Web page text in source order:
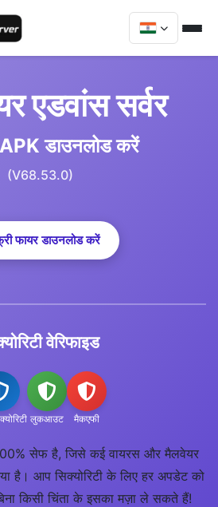
एडवांस सर्वर
डाउनलोड करें
(V68.53.0)
फायर डाउनलोड करें
वेरिफाइड
लुकआउट मैकएफी
सेफ है, जिसे कई वायरस और मैलवेयर
है। आप सिक्योरिटी के लिए हर अपडेट को
किसी चिंता के इसका मज़ा ले सकते हैं!